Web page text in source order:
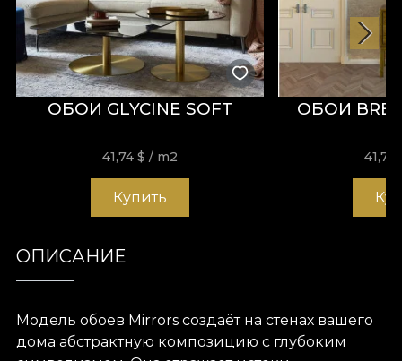
ОБОИ GLYCINE SOFT
41,74$ / m2
Купить
ОБОИ
41,74
ОПИСАНИЕ
Модель обоев Mirrors создаёт на стенах вашего
дома абстрактную композицию с глубоким